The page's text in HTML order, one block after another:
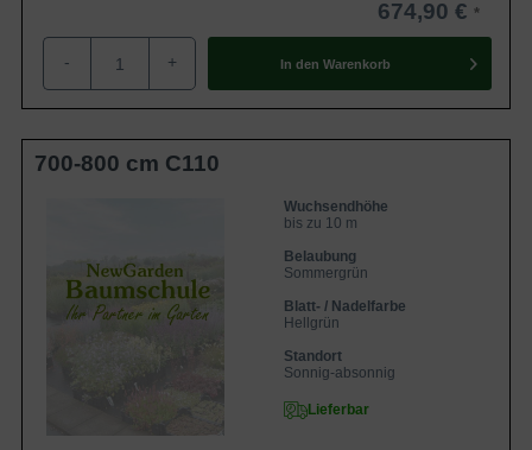
dem eigenen Hausgarten einen romantischen Charme.
überzeugt durch ihre elegante und schlichte Ausstrahlung
Außergewöhnliche Dekoration für Terrassen oder
Auch als Hochstammbäumchen kann die Sorte ’Alba’
hervorragend verwendet werden. Sie benötigt dann
674,90 €
- + In den Warenkorb
700-800 cm C110
Wuchsendhöhe
bis zu 10 m
Belaubung
Sommergrün
Blatt- / Nadelfarbe
Hellgrün
Standort
Sonnig-absonnig
Lieferbar